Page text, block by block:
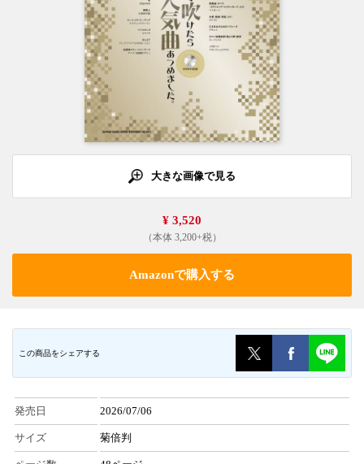
大きな画像で見る
¥ 3,520
（本体 3,200+税）
Amazonで購入する
この商品をシェアする
発売日 2026/07/06
サイズ 菊倍判